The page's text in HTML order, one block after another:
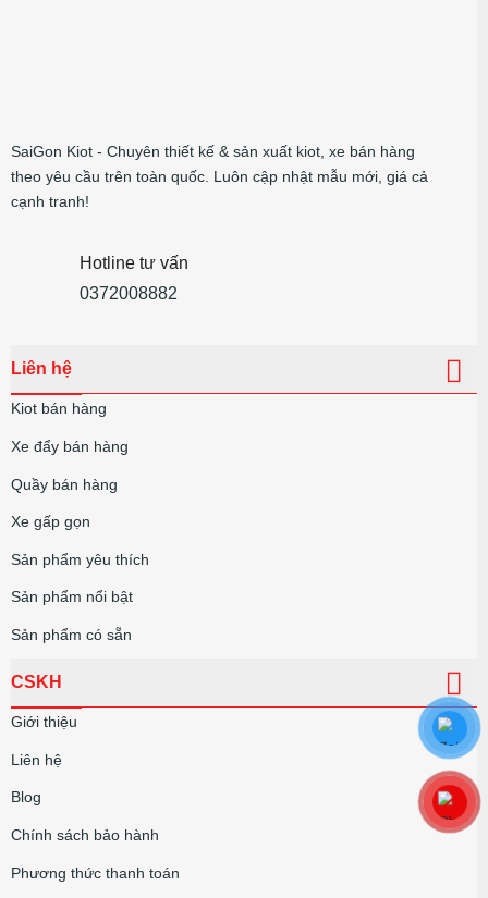
SaiGon Kiot - Chuyên thiết kế & sản xuất kiot, xe bán hàng
theo yêu cầu trên toàn quốc. Luôn cập nhật mẫu mới, giá cả
cạnh tranh!
Hotline tư vấn
0372008882
Liên hệ
Kiot bán hàng
Xe đẩy bán hàng
Quầy bán hàng
Xe gấp gọn
Sản phẩm yêu thích
Sản phẩm nổi bật
Sản phẩm có sẵn
CSKH
Giới thiệu
Liên hệ
Blog
Chính sách bảo hành
Phương thức thanh toán